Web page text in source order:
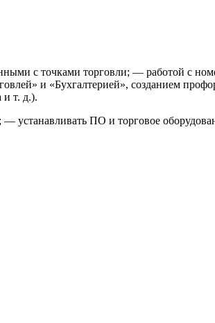
с точками торговли; — работой с
и «Бухгалтерией», созданием
и т. д.).
устанавливать ПО и торговое